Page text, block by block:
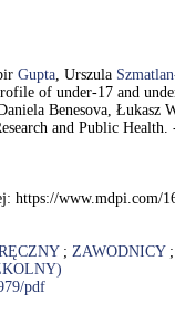
Gupta, Urszula
of under-17 and
Benesova, Łukasz
and Public
https://www.mdpi.com/
; ZAWODNICY
pdf